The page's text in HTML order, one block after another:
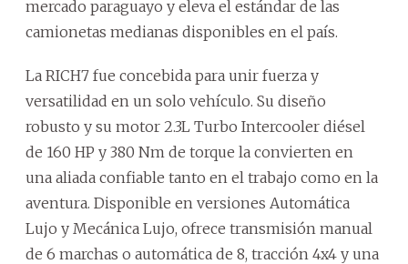
mercado paraguayo y eleva el estándar de las
camionetas medianas disponibles en el país.
La RICH7 fue concebida para unir fuerza y
versatilidad en un solo vehículo. Su diseño
robusto y su motor 2.3L Turbo Intercooler diésel
de 160 HP y 380 Nm de torque la convierten en
una aliada confiable tanto en el trabajo como en la
aventura. Disponible en versiones Automática
Lujo y Mecánica Lujo, ofrece transmisión manual
de 6 marchas o automática de 8, tracción 4x4 y una